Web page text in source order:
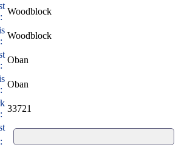
Woodblock
Woodblock
Oban
Oban
33721
: